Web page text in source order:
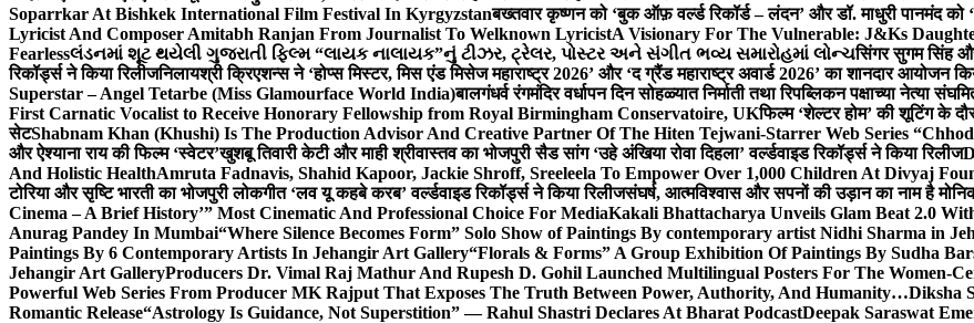
Soparrkar At Bishkek International Film Festival In Kyrgyzstanबख्तवार कृष्णन को ‘बुक ऑफ़ वर्ल्ड रिकॉर्ड – लंदन’ और डॉ. माधुरी पानमंद को
Lyricist And Composer Amitabh Ranjan From Journalist To Welknown LyricistA Visionary For The Vulnerable: J&Ks
Fearlessલંડનમાં શૂટ થયેલી ગુજરાતી ફિલ્મ “લાયક નાલાયક”નું ટીઝર, ટ્રેલર, પોસ્ટર અને સંગીત ભવ્ય સમારોહમાં લોન્ચसिंगर सुगम सिंह और
रिकॉर्ड्स ने किया रिलीजनिलायश्री क्रिएशन्स ने ‘होप्स मिस्टर, मिस एंड मिसेज महाराष्ट्र 2026’ और ‘द ग्रैंड महाराष्ट्र अवार्ड 2026’ का शानदार आयोजन
Superstar – Angel Tetarbe (Miss Glamourface World India)बालगंधर्व रंगमंदिर वर्धापन दिन सोहळ्यात निर्माती तथा रिपब्लिकन पक्षाच्या नेत्या
First Carnatic Vocalist to Receive Honorary Fellowship from Royal Birmingham Conservatoire, UKफिल्म ‘शेल्टर होम’ की शूटिंग के
सेटShabnam Khan (Khushi) Is The Production Advisor And Creative Partner Of The Hiten Tejwani-Starrer Web Series
और ऐश्याना राय की फिल्म ‘स्वेटर’खुशबू तिवारी केटी और माही श्रीवास्तव का भोजपुरी सैड सांग ‘उहे अंखिया रोवा दिहला’ वर्ल्डवाइड रिकॉर्ड्स ने किया रिलीज
And Holistic HealthAmruta Fadnavis, Shahid Kapoor, Jackie Shroff, Sreeleela To Empower Over 1,000 Children At Divyaj
टोरिया और सृष्टि भारती का भोजपुरी लोकगीत ‘लव यू कहबे करब’ वर्ल्डवाइड रिकॉर्ड्स ने किया रिलीजसंघर्ष, आत्मविश्वास और सपनों की उड़ान का नाम है
Cinema – A Brief History’” Most Cinematic And Professional Choice For MediaKakali Bhattacharya Unveils Glam Beat 2.0
Anurag Pandey In Mumbai“Where Silence Becomes Form” Solo Show of Paintings By contemporary artist Nidhi Sharma in
Paintings By 6 Contemporary Artists In Jehangir Art Gallery“Florals & Forms” A Group Exhibition Of Paintings By Sudha
Jehangir Art GalleryProducers Dr. Vimal Raj Mathur And Rupesh D. Gohil Launched Multilingual Posters For The Women-
Powerful Web Series From Producer MK Rajput That Exposes The Truth Between Power, Authority, And Humanity…Diksha
Romantic Release“Astrology Is Guidance, Not Superstition” — Rahul Shastri Declares At Bharat PodcastDeepak Saraswat